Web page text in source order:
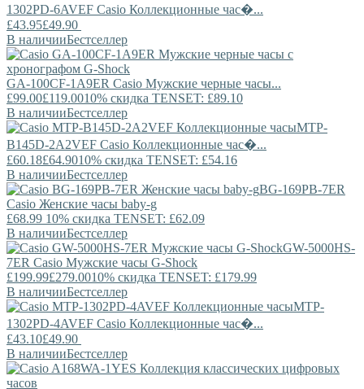
1302PD-6AVEF Casio Коллекционные час�...
£43.95£49.90
В наличииБестселлер
GA-100CF-1A9ER Casio Мужские черные часы...
£99.00£119.0010% скидка TENSET: £89.10
В наличииБестселлер
MTP-
B145D-2A2VEF Casio Коллекционные час�...
£60.18£64.9010% скидка TENSET: £54.16
В наличииБестселлер
BG-169PB-7ER
Casio Женские часы baby-g
£68.99 10% скидка TENSET: £62.09
В наличииБестселлер
GW-5000HS-
7ER Casio Мужские часы G-Shock
£199.99£279.0010% скидка TENSET: £179.99
В наличииБестселлер
MTP-
1302PD-4AVEF Casio Коллекционные час�...
£43.10£49.90
В наличииБестселлер